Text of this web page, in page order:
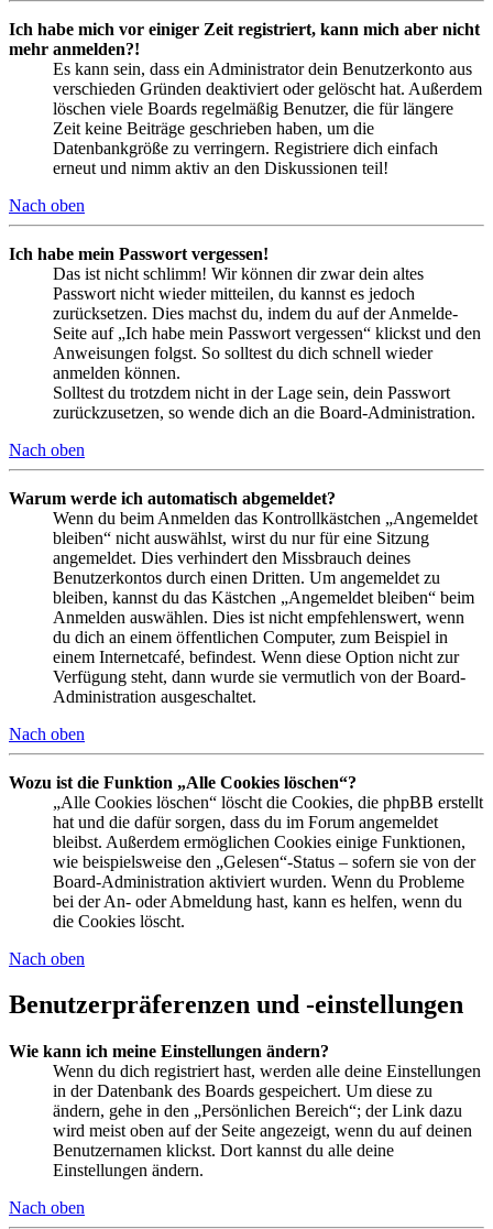
Ich habe mich vor einiger Zeit registriert, kann mich aber nicht
mehr anmelden?!
Es kann sein, dass ein Administrator dein Benutzerkonto aus
verschieden Gründen deaktiviert oder gelöscht hat. Außerdem
löschen viele Boards regelmäßig Benutzer, die für längere
Zeit keine Beiträge geschrieben haben, um die
Datenbankgröße zu verringern. Registriere dich einfach
erneut und nimm aktiv an den Diskussionen teil!
Nach oben
Ich habe mein Passwort vergessen!
Das ist nicht schlimm! Wir können dir zwar dein altes
Passwort nicht wieder mitteilen, du kannst es jedoch
zurücksetzen. Dies machst du, indem du auf der Anmelde-
Seite auf „Ich habe mein Passwort vergessen“ klickst und den
Anweisungen folgst. So solltest du dich schnell wieder
anmelden können.
Solltest du trotzdem nicht in der Lage sein, dein Passwort
zurückzusetzen, so wende dich an die Board-Administration.
Nach oben
Warum werde ich automatisch abgemeldet?
Wenn du beim Anmelden das Kontrollkästchen „Angemeldet
bleiben“ nicht auswählst, wirst du nur für eine Sitzung
angemeldet. Dies verhindert den Missbrauch deines
Benutzerkontos durch einen Dritten. Um angemeldet zu
bleiben, kannst du das Kästchen „Angemeldet bleiben“ beim
Anmelden auswählen. Dies ist nicht empfehlenswert, wenn
du dich an einem öffentlichen Computer, zum Beispiel in
einem Internetcafé, befindest. Wenn diese Option nicht zur
Verfügung steht, dann wurde sie vermutlich von der Board-
Administration ausgeschaltet.
Nach oben
Wozu ist die Funktion „Alle Cookies löschen“?
„Alle Cookies löschen“ löscht die Cookies, die phpBB erstellt
hat und die dafür sorgen, dass du im Forum angemeldet
bleibst. Außerdem ermöglichen Cookies einige Funktionen,
wie beispielsweise den „Gelesen“-Status – sofern sie von der
Board-Administration aktiviert wurden. Wenn du Probleme
bei der An- oder Abmeldung hast, kann es helfen, wenn du
die Cookies löscht.
Nach oben
Benutzerpräferenzen und -einstellungen
Wie kann ich meine Einstellungen ändern?
Wenn du dich registriert hast, werden alle deine Einstellungen
in der Datenbank des Boards gespeichert. Um diese zu
ändern, gehe in den „Persönlichen Bereich“; der Link dazu
wird meist oben auf der Seite angezeigt, wenn du auf deinen
Benutzernamen klickst. Dort kannst du alle deine
Einstellungen ändern.
Nach oben